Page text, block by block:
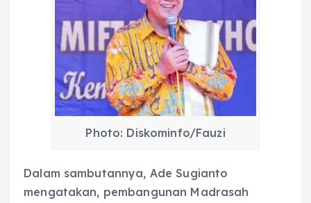
Photo: Diskominfo/Fauzi
Dalam sambutannya, Ade Sugianto
mengatakan, pembangunan Madrasah